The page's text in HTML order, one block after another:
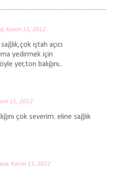
Kasım 11, 2012
iştah açıcı
yedirmek için
yer,ton balığını..
11, 2012
çok severim. eline sağlık
Kasım 11, 2012